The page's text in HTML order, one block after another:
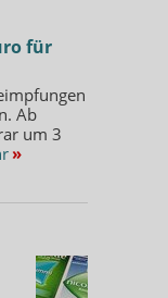
für
Ab
um 3
»